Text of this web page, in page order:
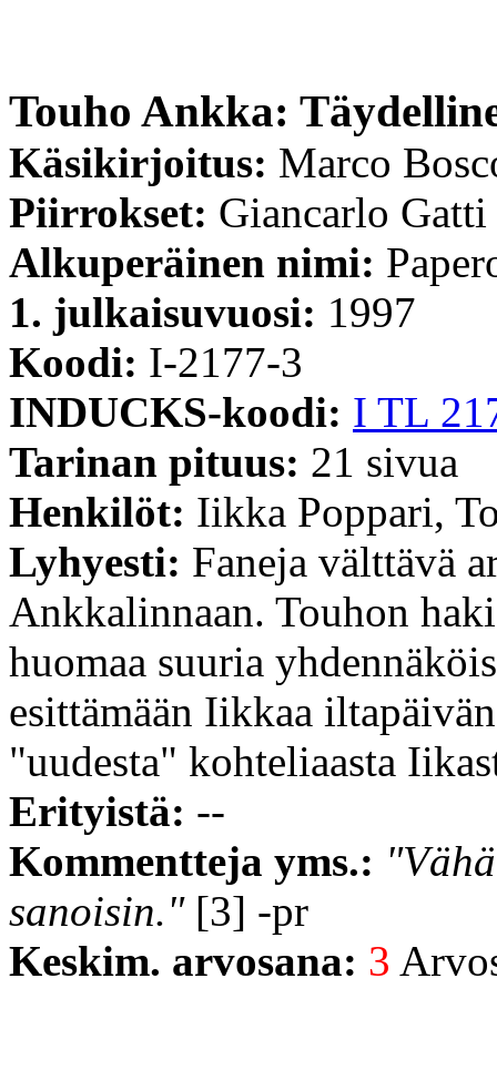
Touho Ankka:
Käsikirjoitus: Marco
Piirrokset: Giancarlo Gatti
Alkuperäinen nimi:
1. julkaisuvuosi: 1997
Koodi: I-2177-3
INDUCKS-koodi: I TL
Tarinan pituus: 21 sivua
Henkilöt: Iikka Poppari,
Lyhyesti: Faneja välttävä
Ankkalinnaan. Touhon
huomaa suuria
esittämään Iikkaa
"uudesta" kohteliaasta
Erityistä: --
Kommentteja yms.:
sanoisin."[3] -pr
Keskim. arvosana: 3